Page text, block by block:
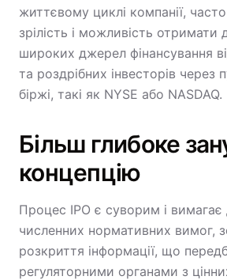
життєвому циклі компанії,
зрілість і можливість отримати
широких джерел фінансування
та роздрібних інвесторів через
біржі, такі як NYSE або NASDAQ.
Більш глибоке
концепцію
Процес IPO є суворим і
численних нормативних вимог,
розкриття інформації, що
регуляторними органами з